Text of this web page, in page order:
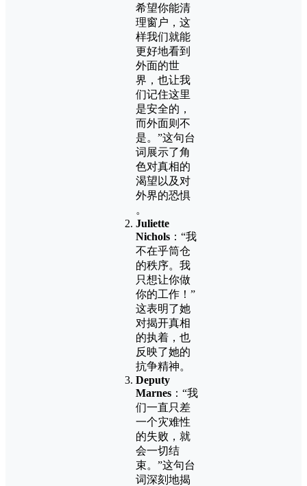
希望你能清
理窗户，这
样我们就能
更好地看到
外面的世
界，也让我
们记住这里
是安全的，
而外面则不
是。”这句台
词展示了角
色对真相的
渴望以及对
外界的恐惧​
。
Juliette
Nichols ：“我
不在乎筒仓
的秩序。我
只想让你做
你的工作！”
这表明了她
对揭开真相
的执着，也
反映了她的
抗争精神。
Deputy
Marnes ：“我
们一直只差
一个灾难性
的失败，就
会一切结
束。”这句台
词深刻地揭